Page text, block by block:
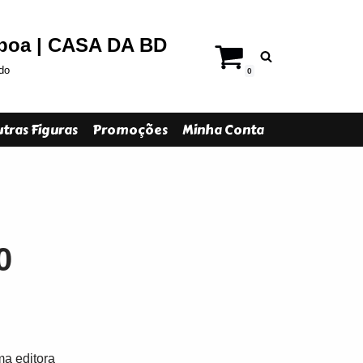
| CASA DA BD
0
Figuras Promoções Minha Conta
editora